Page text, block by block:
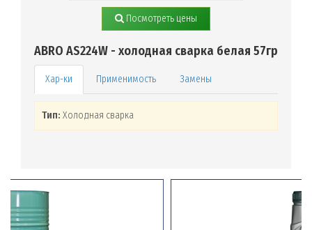
Посмотреть цены
ABRO AS224W - холодная сварка белая 57гр
Применимость Замены
Тип: Холодная сварка